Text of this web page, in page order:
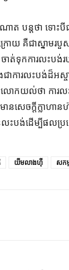
ណាត បន្ត​ថា ទោះ
យ គឺជា​ស្នាមរបួស​
ចាត់ទុក​ការ​លះ
ជា​ការ​លះបង់​ដ៏​អស្
ោក​យល់ថា ការ​លះ
មាន​សេចក្តី​ក្លាហ
ះបង់​ដើម្បី​ផលប្
យីមលាងហ៊ី សកម្